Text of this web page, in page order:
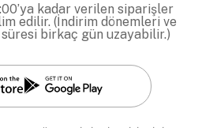
kadar verilen siparişler
edilir. (İndirim dönemleri ve
birkaç gün uzayabilir.)